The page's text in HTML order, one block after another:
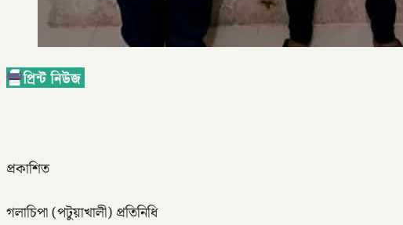
প্রকাশিত
গলাচিপা (পটুয়াখালী) প্রতিনিধি